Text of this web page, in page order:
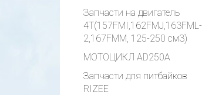
Запчасти на двигатель
4Т(157FMI,162FMJ,163FML-
2,167FMM, 125-250 см3)
МОТОЦИКЛ AD250A
Запчасти для питбайков
RIZEE